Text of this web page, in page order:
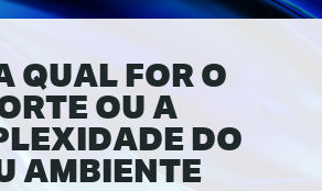
QUAL FOR O
OU A
DO
AMBIENTE